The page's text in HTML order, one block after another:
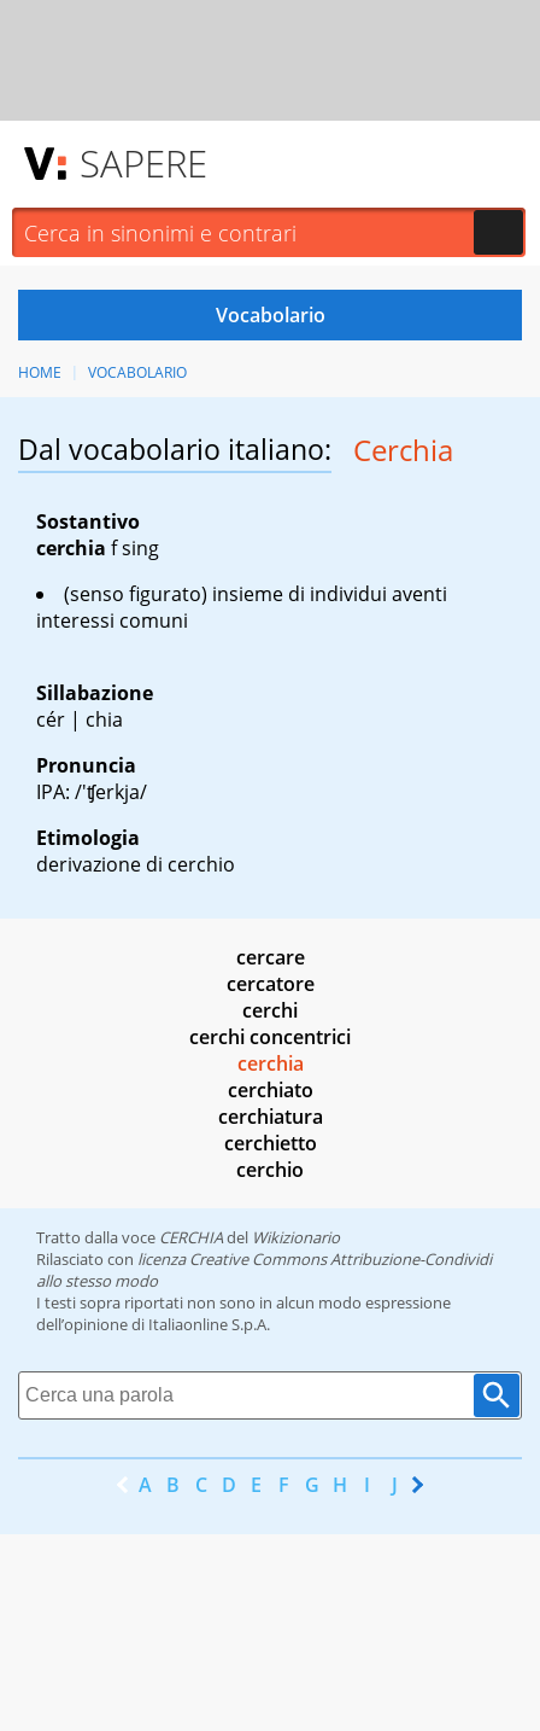
SAPERE
HOME VOCABOLARIO
Dal vocabolario italiano: Cerchia
Sostantivo
cerchia f sing
(senso figurato) insieme di individui aventi
interessi comuni
Sillabazione
cér | chia
Pronuncia
IPA: /'ʧerkja/
Etimologia
derivazione di cerchio
cercare
cercatore
cerchi
cerchi concentrici
cerchia
cerchiato
cerchiatura
cerchietto
cerchio
Tratto dalla voce CERCHIAdel Wikizionario
Rilasciato con licenza Creative Commons Attribuzione-Condividi
allo stesso modo
I testi sopra riportati non sono in alcun modo espressione
dell’opinione di Italiaonline S.p.A.
A B C D E F G H I J K